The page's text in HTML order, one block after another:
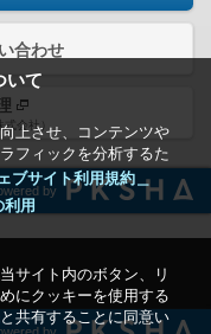
いて
上させ、コンテンツや
フィックを分析するた
ブサイト利用規約＿
用
サイト内のボタン、リ
にクッキーを使用する
共有することに同意い
合わせ
式会社）
by